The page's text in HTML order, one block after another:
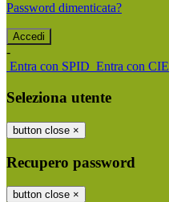
Password dimenticata?
-
Entra con SPID Entra con CIE
Seleziona utente
button close ×
Recupero password
button close ×